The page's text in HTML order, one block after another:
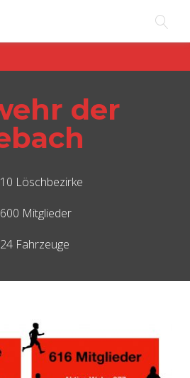
10 Löschbezirke
600 Mitglieder
24 Fahrzeuge